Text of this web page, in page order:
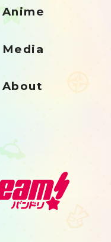
Anime
Media
About